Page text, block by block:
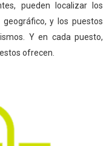
pueden localizar los
y los puestos
Y en cada puesto,
ofrecen.